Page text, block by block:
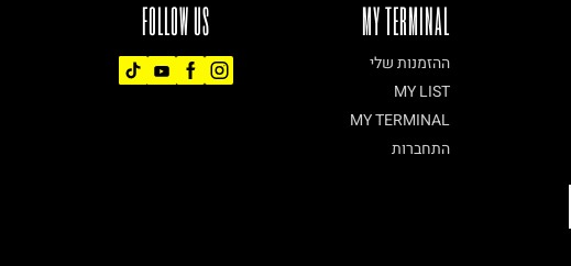
FOLLOW US MY TERMINAL
ההזמנות שלי
MY LIST
MY TERMINAL
התחברות